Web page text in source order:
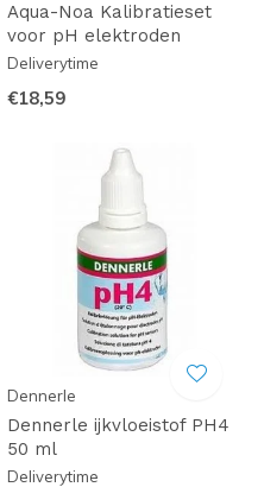
Aqua-Noa Kalibratieset
voor pH elektroden
Deliverytime
€18,59
Dennerle
Dennerle ijkvloeistof PH4
50 ml
Deliverytime